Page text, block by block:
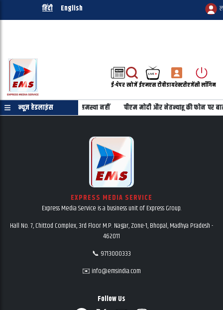
हिंदी English
ई-पेपरखोजेंईएमएस टीवीडायरेक्टरीएजेंसी लॉगिन
न्यूज़ हेडलाइंस
शिक्षा शिक्षकों के वेतन में कोई समस्या नहीं पीएम मोदी और नेतन्याहू की फोन पर
EXPRESS MEDIA SERVICE
Express Media Service is a business unit of Express Group.
Hall No. 7, Chittod Complex, 3rd Floor M.P. Nagar, Zone-1, Bhopal, Madhya Pradesh -
462011
📞 9713000333
✉️ info@emsindia.com
Follow Us